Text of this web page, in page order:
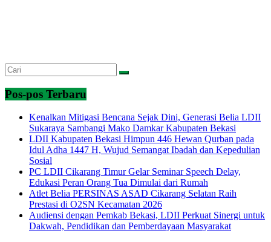
Pos-pos Terbaru
Kenalkan Mitigasi Bencana Sejak Dini, Generasi Belia LDII
Sukaraya Sambangi Mako Damkar Kabupaten Bekasi
LDII Kabupaten Bekasi Himpun 446 Hewan Qurban pada
Idul Adha 1447 H, Wujud Semangat Ibadah dan Kepedulian
Sosial
PC LDII Cikarang Timur Gelar Seminar Speech Delay,
Edukasi Peran Orang Tua Dimulai dari Rumah
Atlet Belia PERSINAS ASAD Cikarang Selatan Raih
Prestasi di O2SN Kecamatan 2026
Audiensi dengan Pemkab Bekasi, LDII Perkuat Sinergi untuk
Dakwah, Pendidikan dan Pemberdayaan Masyarakat